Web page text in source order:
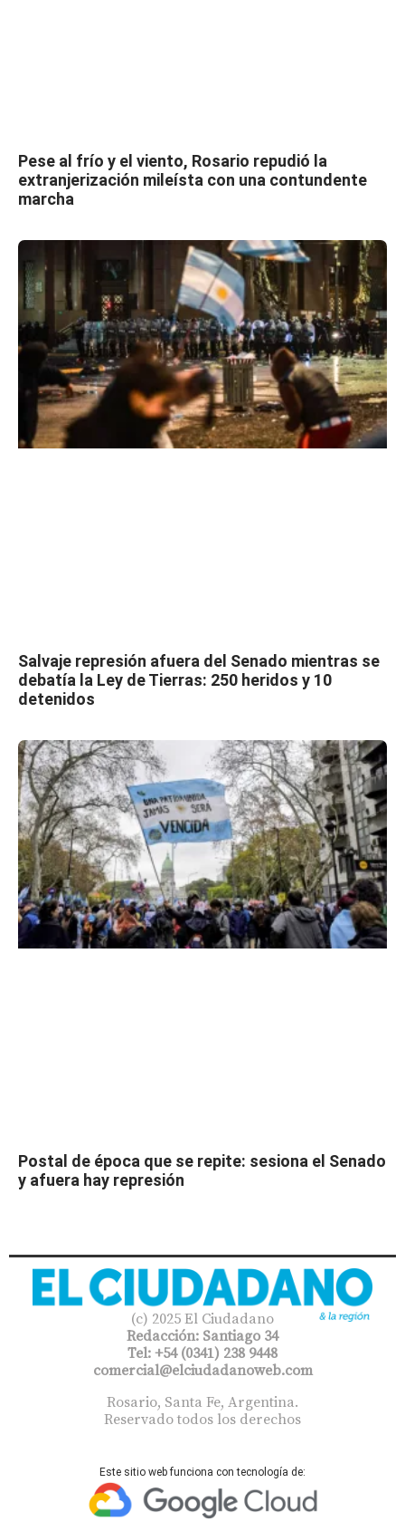
Pese al frío y el viento, Rosario repudió la
extranjerización mileísta con una contundente
marcha
Salvaje represión afuera del Senado mientras se
debatía la Ley de Tierras: 250 heridos y 10
detenidos
Postal de época que se repite: sesiona el Senado
y afuera hay represión
(c) 2025 El Ciudadano
Redacción: Santiago 34
Tel: +54 (0341) 238 9448
comercial@elciudadanoweb.com​
Rosario, Santa Fe, Argentina.
Reservado todos los derechos
Este sitio web funciona con tecnología de: